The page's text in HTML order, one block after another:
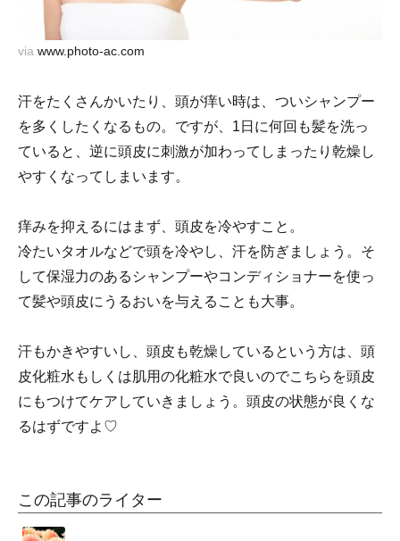
via www.photo-ac.com
汗をたくさんかいたり、頭が痒い時は、ついシャンプー
を多くしたくなるもの。ですが、1日に何回も髪を洗っ
ていると、逆に頭皮に刺激が加わってしまったり乾燥し
やすくなってしまいます。
痒みを抑えるにはまず、頭皮を冷やすこと。
冷たいタオルなどで頭を冷やし、汗を防ぎましょう。そ
して保湿力のあるシャンプーやコンディショナーを使っ
て髪や頭皮にうるおいを与えることも大事。
汗もかきやすいし、頭皮も乾燥しているという方は、頭
皮化粧水もしくは肌用の化粧水で良いのでこちらを頭皮
にもつけてケアしていきましょう。頭皮の状態が良くな
るはずですよ♡
この記事のライター